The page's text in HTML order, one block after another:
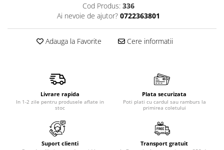
Spuma si saruri de baie
Produse pentru epilare
Produse pentru protectie solara
Accesorii ingrijire corp
Creion si tus ochi
Ruj si creion buze
Cod Produs: 336
Ai nevoie de ajutor? 0722363801
Adauga la Favorite Cere informatii
Livrare rapida
In 1-2 zile pentru produsele aflate in
stoc
Plata securizata
Poti plati cu cardul sau ramburs la
primirea coletului
Suport clienti Transport gratuit